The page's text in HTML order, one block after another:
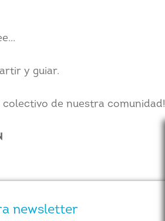
y guiar.
de nuestra comunidad!
newsletter